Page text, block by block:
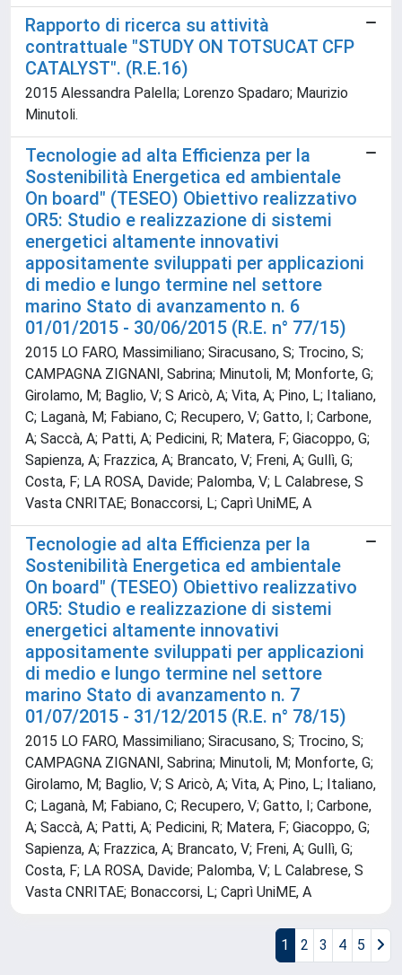
Rapporto di ricerca su attività
contrattuale "STUDY ON TOTSUCAT CFP
CATALYST". (R.E.16)
2015 Alessandra Palella; Lorenzo Spadaro; Maurizio
Minutoli.
Tecnologie ad alta Efficienza per la
Sostenibilità Energetica ed ambientale
On board" (TESEO) Obiettivo realizzativo
OR5: Studio e realizzazione di sistemi
energetici altamente innovativi
appositamente sviluppati per applicazioni
di medio e lungo termine nel settore
marino Stato di avanzamento n. 6
01/01/2015 - 30/06/2015 (R.E. n° 77/15)
2015 LO FARO, Massimiliano; Siracusano, S; Trocino, S;
CAMPAGNA ZIGNANI, Sabrina; Minutoli, M; Monforte, G;
Girolamo, M; Baglio, V; S Aricò, A; Vita, A; Pino, L; Italiano,
C; Laganà, M; Fabiano, C; Recupero, V; Gatto, I; Carbone,
A; Saccà, A; Patti, A; Pedicini, R; Matera, F; Giacoppo, G;
Sapienza, A; Frazzica, A; Brancato, V; Freni, A; Gullì, G;
Costa, F; LA ROSA, Davide; Palomba, V; L Calabrese, S
Vasta CNRITAE; Bonaccorsi, L; Caprì UniME, A
Tecnologie ad alta Efficienza per la
Sostenibilità Energetica ed ambientale
On board" (TESEO) Obiettivo realizzativo
OR5: Studio e realizzazione di sistemi
energetici altamente innovativi
appositamente sviluppati per applicazioni
di medio e lungo termine nel settore
marino Stato di avanzamento n. 7
01/07/2015 - 31/12/2015 (R.E. n° 78/15)
2015 LO FARO, Massimiliano; Siracusano, S; Trocino, S;
CAMPAGNA ZIGNANI, Sabrina; Minutoli, M; Monforte, G;
Girolamo, M; Baglio, V; S Aricò, A; Vita, A; Pino, L; Italiano,
C; Laganà, M; Fabiano, C; Recupero, V; Gatto, I; Carbone,
A; Saccà, A; Patti, A; Pedicini, R; Matera, F; Giacoppo, G;
Sapienza, A; Frazzica, A; Brancato, V; Freni, A; Gullì, G;
Costa, F; LA ROSA, Davide; Palomba, V; L Calabrese, S
Vasta CNRITAE; Bonaccorsi, L; Caprì UniME, A
1 2 3 4 5